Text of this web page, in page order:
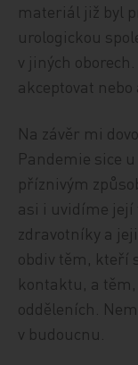
materiál již byl
urologickou
v jiných
akceptovat nebo
Na závěr mi
Pandemie sice
příznivým
asi i uvidíme její
zdravotníky a
obdiv těm, kteří
kontaktu, a
odděleních.
v budoucnu.